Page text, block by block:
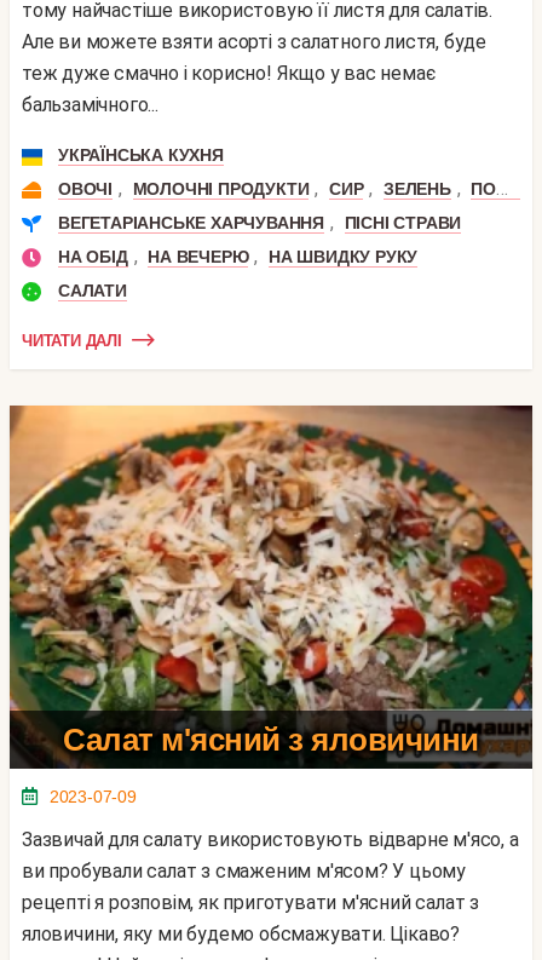
тому найчастіше використовую її листя для салатів.
Але ви можете взяти асорті з салатного листя, буде
теж дуже смачно і корисно! Якщо у вас немає
бальзамічного...
УКРАЇНСЬКА КУХНЯ
ОВОЧІ , МОЛОЧНІ ПРОДУКТИ , СИР , ЗЕЛЕНЬ ,
ПОМІДОР
ВЕГЕТАРІАНСЬКЕ ХАРЧУВАННЯ ,
ПІСНІ СТРАВИ
НА ОБІД , НА ВЕЧЕРЮ ,
НА ШВИДКУ РУКУ
САЛАТИ
ЧИТАТИ ДАЛІ
Салат м'ясний з яловичини
2023-07-09
Зазвичай для салату використовують відварне м'ясо, а
ви пробували салат з смаженим м'ясом? У цьому
рецепті я розповім, як приготувати м'ясний салат з
яловичини, яку ми будемо обсмажувати. Цікаво?